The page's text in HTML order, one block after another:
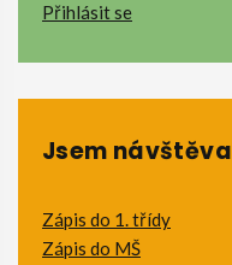
Přihlásit se
Jsem návštěva
Zápis do 1. třídy
Zápis do MŠ